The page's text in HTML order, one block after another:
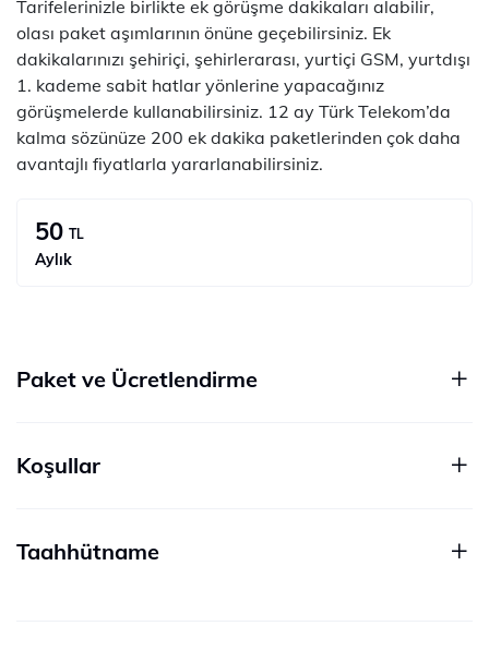
​​​Tarifelerinizle birlikte ek görüşme dakikaları alabilir,
olası paket aşımlarının önüne geçebilirsiniz. Ek
dakikalarınızı şehiriçi, şehirlerarası, yurtiçi GSM, yurtdışı
1. kademe sabit hatlar yönlerine yapacağınız
görüşmelerde kullanabilirsiniz. 12 ay Türk Telekom’da
kalma sözünüze 200 ek dakika paketlerinden çok daha
avantajlı fiyatlarla yararlanabilirsiniz.
50 TL
Aylık
Paket ve Ücretlendirme
Koşullar
Taahhütname